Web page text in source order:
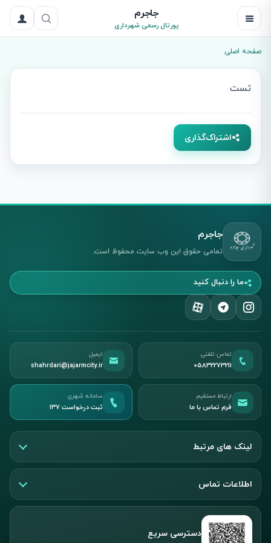
جاجرم
پورتال رسمی شهرداری
صفحه اصلی
تست
اشتراک‌گذاری
جاجرم
تمامی حقوق این وب سایت محفوظ است.
ما را دنبال کنید
تماس تلفنی
05832273211
ایمیل
shahrdari@jajarmcity.ir
ارتباط مستقیم
فرم تماس با ما
سامانه شهری
ثبت درخواست ۱۳۷
لینک های مرتبط
اطلاعات تماس
دسترسی سریع